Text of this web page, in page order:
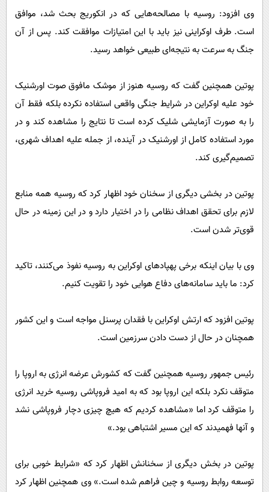
وی افزود: روسیه با مصالحه‌هایی که در انکوریج بحث شد، موافق
است. طرف اوکراینی نیز باید با این امتیازات موافقت کند. پس از آن
جنگ به سرعت به نتیجه‌ای طبیعی خواهد رسید.
پوتین همچنین گفت که روسیه هنوز از موشک مافوق صوت اورشنیک
خود علیه اوکراین در شرایط جنگی واقعی استفاده نکرده بلکه فقط آن
را به صورت آزمایشی شلیک کرده است تا نتایج را مشاهده کند و در
مورد استفاده کامل از اورشنیک در آینده، از جمله علیه اهداف شهری،
تصمیم‌گیری کند.
پوتین در بخشی دیگری از سخنان خود اظهار کرد که روسیه همه منابع
لازم برای تحقق اهداف نظامی را در اختیار دارد و در این زمینه در حال
قوی‌تر شدن است.
وی با بیان اینکه برخی پهپادهای اوکراین به روسیه نفوذ می‌کنند، تاکید
کرد: ما باید سامانه‌های دفاع هوایی خود را تقویت کنیم.
پوتین افزود که ارتش اوکراین با فقدان پرسنل مواجه است و این کشور
همچنان در حال از دست دادن سرزمین است.
رئیس جمهور روسیه همچنین گفت که کشورش عرضه انرژی به اروپا را
متوقف نکرد بلکه این اروپا بود که به امید فروپاشی روسیه خرید انرژی
را متوقف کرد اما «مشاهده کردیم که هیچ چیزی دچار فروپاشی نشد
و آنها فهمیدند که این مسیر اشتباهی بود.»
پوتین در بخش دیگری از سخنانش اظهار کرد که «شرایط خوبی برای
توسعه روابط روسیه و چین فراهم شده است.» وی همچنین اظهار کرد